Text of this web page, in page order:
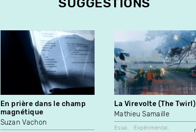
SUGGESTIONS
En prière dans le champ
magnétique
Suzan Vachon
La Virevolte (The Twirl)
Mathieu Samaille
Essai
Expérimental